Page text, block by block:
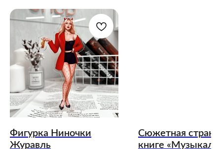
Фигурка Ниночки
Журавль
Сюжетная
книге